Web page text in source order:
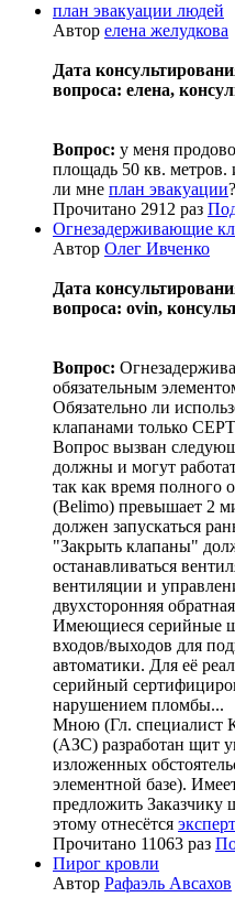
план эвакуации людей
Автор елена желудкова
Дата
вопроса: елена,
Вопрос: у меня
площадь 50 кв. метров.
ли мне план эвакуации
Прочитано 2912 раз
Огнезадерживающие
Автор Олег Ивченко
Дата
вопроса: ovin,
Вопрос:
обязательным
Обязательно ли
клапанами только
Вопрос вызван
должны и могут
так как время
(Belimo) превышает 2
должен запускаться
"Закрыть клапаны"
останавливаться
вентиляции и
двухсторонняя
Имеющиеся серийные
входов/выходов для
автоматики. Для её
серийный
нарушением пломбы...
Мною (Гл. специалист
(АЗС) разработан щит
изложенных
элементной базе).
предложить
этому отнесётся
Прочитано 11063 раз
Пирог кровли
Автор Рафаэль Авсахов